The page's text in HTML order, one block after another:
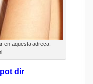
en aquesta adreça:
dir